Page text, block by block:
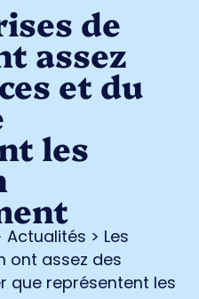
de
assez
et du
les
Actualités > Les
ont assez des
que représentent les